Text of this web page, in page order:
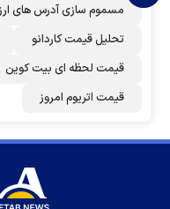
مسموم سازی آدرس های
تحلیل قیمت کاردانو
قیمت لحظه ای بیت کوین
قیمت اتریوم امروز